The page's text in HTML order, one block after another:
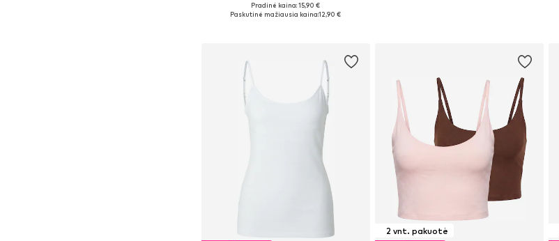
Galimi dydžiai: XS, S, M, L
Pradinė kaina: 15,90 €
Paskutinė mažiausia kaina:12,90 €
2 vnt. pakuotė